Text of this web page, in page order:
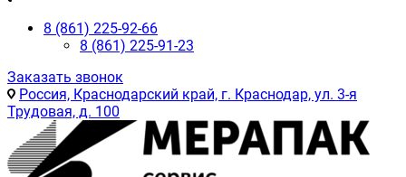
8 (861) 225-92-66
8 (861) 225-91-23
Заказать звонок
Россия, Краснодарский край, г. Краснодар, ул. 3-я
Трудовая, д. 100